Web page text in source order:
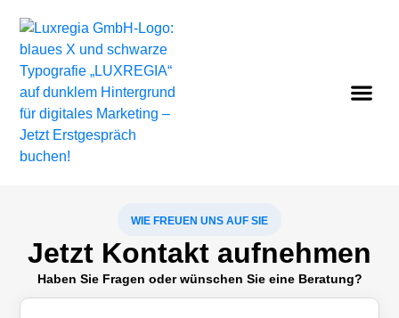
WIE FREUEN UNS AUF SIE
Jetzt Kontakt aufnehmen
Haben Sie Fragen oder wünschen Sie eine Beratung?